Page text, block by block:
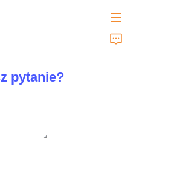
pytanie?